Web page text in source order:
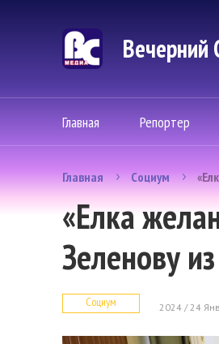
Вечерний
Главная Репортер
Главная Социум
«Елка
Зеленову
Социум 2024 / 24